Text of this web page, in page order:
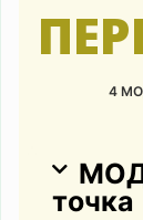
4
точка